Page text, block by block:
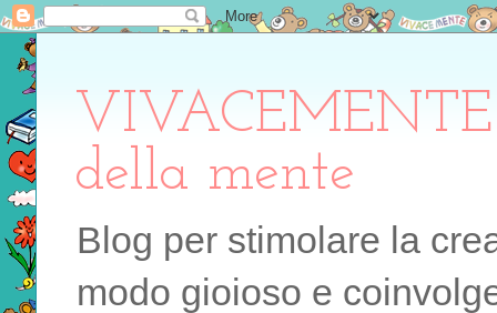
della mente
Blog per stimolare la
modo gioioso e